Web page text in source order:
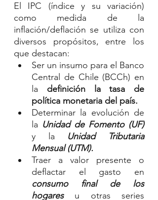
El IPC (índice y su variación)
como medida de la
inflación/deflación se utiliza con
diversos propósitos, entre los
que destacan:
Ser un insumo para el Banco
Central de Chile (BCCh) en
la definición la tasa de
política monetaria del país.
Determinar la evolución de
la
Unidad de Fomento (UF)
y la Unidad Tributaria
Mensual (UTM).
Traer a valor presente o
consumo final de los
hogares u otras series